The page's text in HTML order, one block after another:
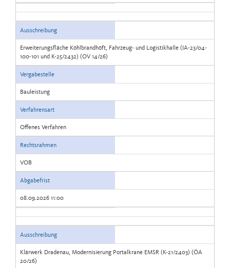
Ausschreibung
Erweiterungsfläche Köhlbrandhöft, Fahrzeug- und Logistikhalle (IA-23/04-
100-101 und K-25/2432) (OV 14/26)
Vergabestelle
Bauleistung
Verfahrensart
Offenes Verfahren
Rechtsrahmen
VOB
Abgabefrist
08.09.2026 11:00
Ausschreibung
Klärwerk Dradenau, Modernisierung Portalkrane EMSR (K-21/2403) (ÖA
20/26)